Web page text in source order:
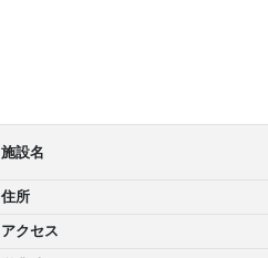
施設名
住所
アクセス